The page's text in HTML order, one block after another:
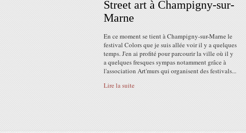
Street art à Champigny-sur-
Marne
En ce moment se tient à Champigny-sur-Marne le
festival Colors que je suis allée voir il y a quelques
temps. J'en ai profité pour parcourir la ville où il y
a quelques fresques sympas notamment grâce à
l'association Art'murs qui organisent des festivals...
Lire la suite